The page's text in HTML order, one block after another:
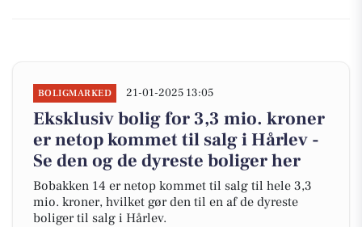
BOLIGMARKED 21-01-2025 13:05
Eksklusiv bolig for 3,3 mio. kroner
er netop kommet til salg i Hårlev -
Se den og de dyreste boliger her
Bobakken 14 er netop kommet til salg til hele 3,3
mio. kroner, hvilket gør den til en af de dyreste
boliger til salg i Hårlev.